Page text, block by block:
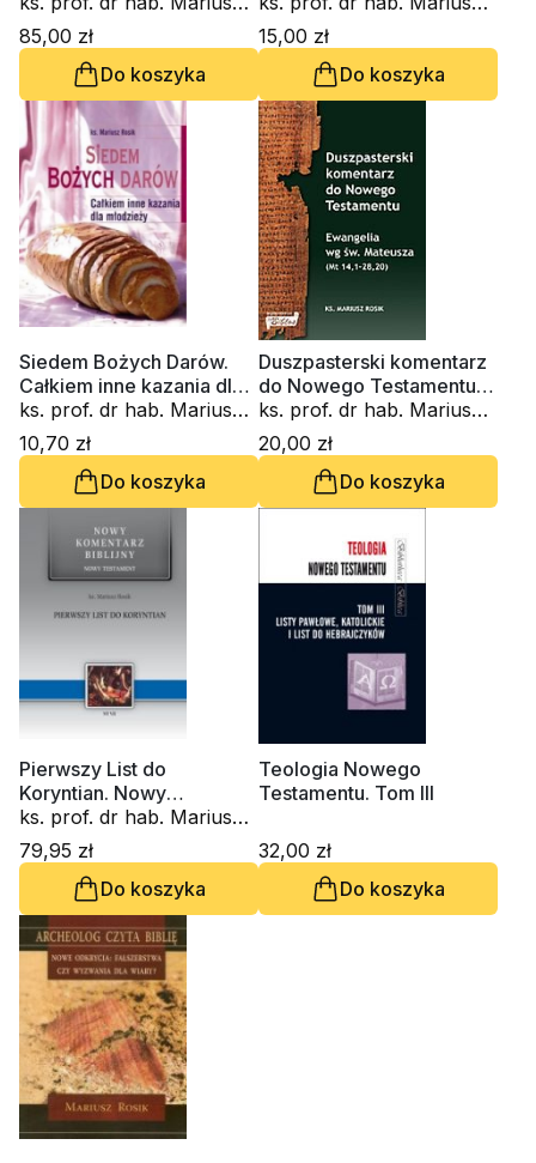
Rosik
85,00 zł
Do koszyka
Rosik
15,00 zł
Do koszyka
Siedem Bożych Darów.
Całkiem inne kazania dla
młodzieży
ks. prof. dr hab. Mariusz
Rosik
10,70 zł
Do koszyka
Duszpasterski komentarz
do Nowego Testamentu.
Ewangelia wg św.
Mateusza (Mt 14,1-28,20)
ks. prof. dr hab. Mariusz
Rosik
20,00 zł
Do koszyka
Pierwszy List do
Koryntian. Nowy
Komentarz Biblijny. Tom
VII
ks. prof. dr hab. Mariusz
Rosik
79,95 zł
Do koszyka
Teologia Nowego
Testamentu. Tom III
32,00 zł
Do koszyka